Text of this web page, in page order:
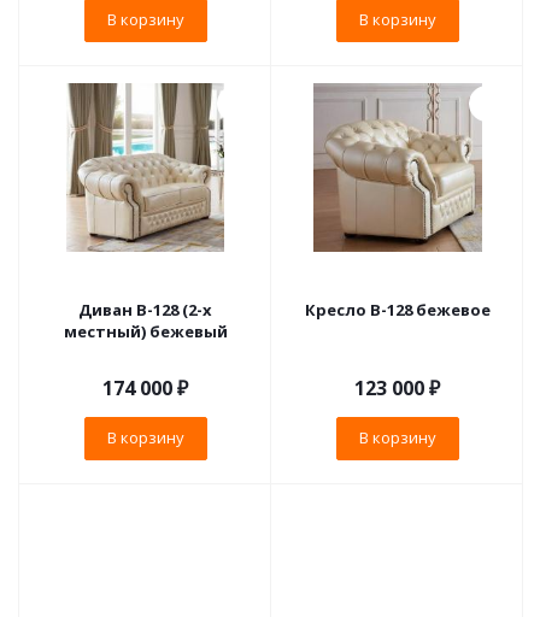
В корзину В корзину
Диван B-128 (2-х
местный) бежевый
174 000₽
В корзину
Кресло B-128 бежевое
123 000₽
В корзину